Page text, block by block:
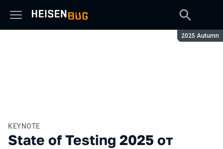
Сезон:
2025 Autumn
KEYNOTE
State of Testing 2025 от